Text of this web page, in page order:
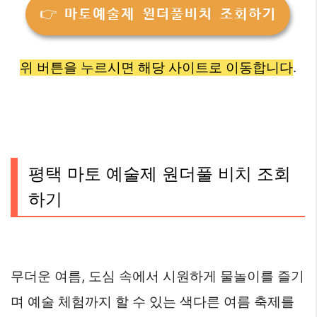
👉 마토예술제 원더풀비치 조회하기
위 버튼을 누르시면 해당 사이트로 이동합니다.
평택 마토 예술제 원더풀 비치 조회
하기
무더운 여름, 도심 속에서 시원하게 물놀이를 즐기
며 예술 체험까지 할 수 있는 색다른 여름 축제를